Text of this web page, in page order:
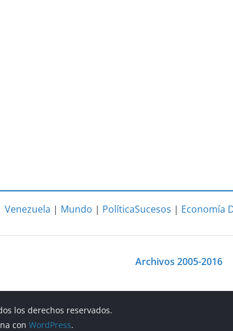
Venezuela | Mundo | PolíticaSucesos | Economía
Archivos 2005-2016
los derechos reservados.
con WordPress.